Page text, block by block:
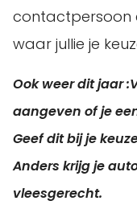
contactpersoon
waar jullie je
Ook weer dit jaar :
aangeven of je
Geef dit bij je
Anders krijg je
vleesgerecht.